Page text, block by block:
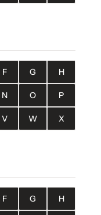
F G H
N O P
V W X
F G H